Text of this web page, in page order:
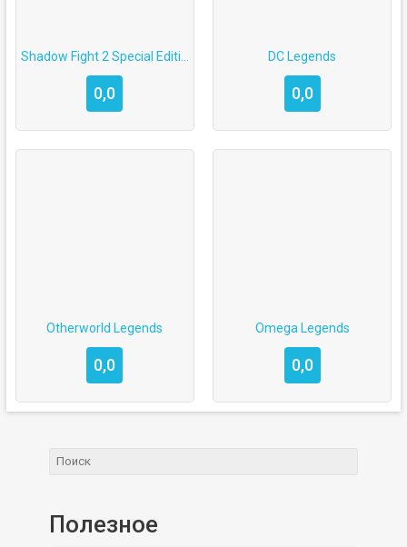
0,0
DC Legends
0,0
Otherworld Legends
0,0
Omega Legends
0,0
Полезное